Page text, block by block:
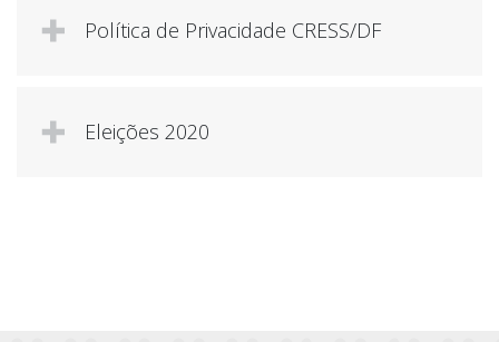
Política de Privacidade CRESS/DF
Eleições 2020